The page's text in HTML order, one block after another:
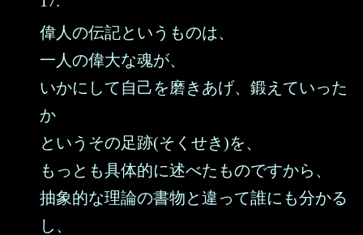
偉人の伝記というものは、
一人の偉大な魂が、
いかにして自己を磨きあげ、鍛えていった
か
というその足跡(そくせき)を、
もっとも具体的に述べたものですから、
抽象的な理論の書物と違って誰にも分かる
し、